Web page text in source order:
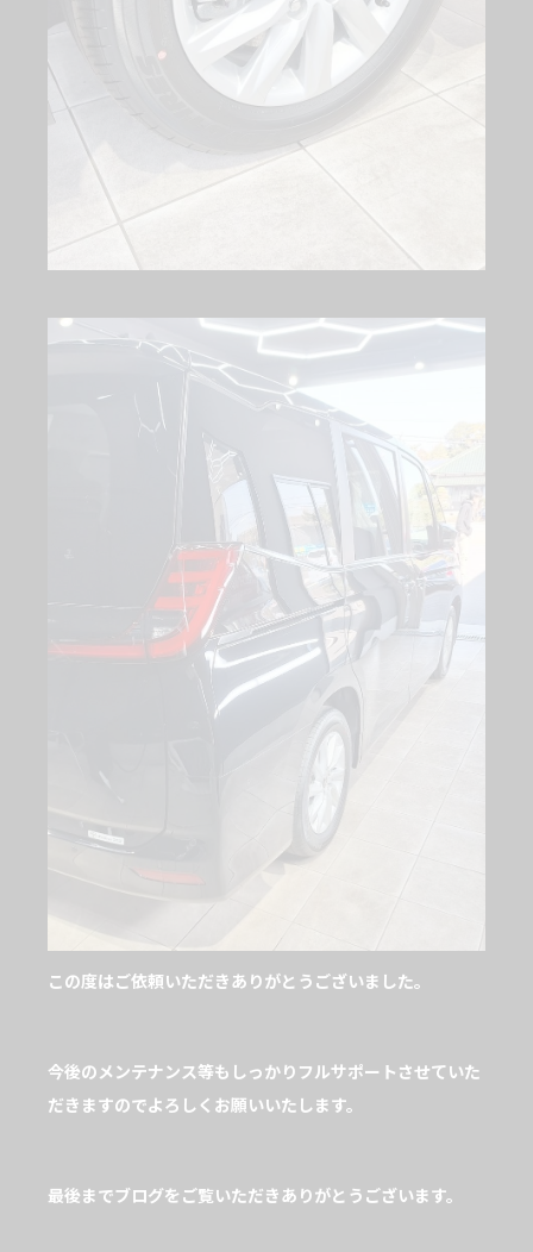
この度はご依頼いただきありがとうございました。
今後のメンテナンス等もしっかりフルサポートさせていた
だきますのでよろしくお願いいたします。
最後までブログをご覧いただきありがとうございます。